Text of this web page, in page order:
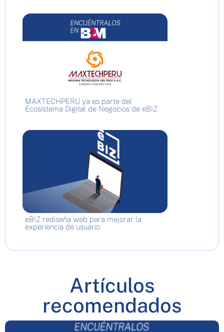
MAXTECHPERU ya es parte del
Ecosistema Digital de Negocios de eBIZ
eBIZ rediseña web para mejorar la
experiencia de usuario
Artículos
recomendados